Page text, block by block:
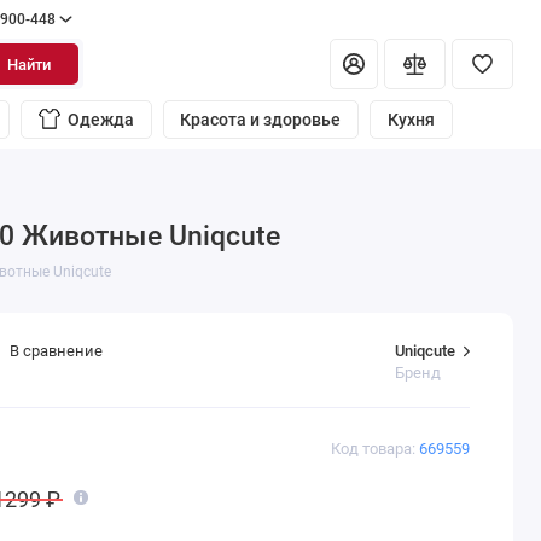
448
Найти
Одежда Красота и здоровье Кухня
Животные Uniqcute
Uniqcute
Код товара: 669559
Uniqcute
Бренд
₽
В сравнение